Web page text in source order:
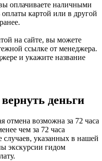
оплачиваете наличными
картой или в другой
на сайте, вы можете
ссылке от менеджера.
и укажите название
деньги
отмена возможна за 72 часа
чем за 72 часа
случаев, указанных в нашей
экскурсии гидом